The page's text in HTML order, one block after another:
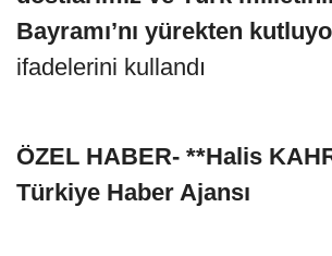
Bayramı’nı yürekten
ifadelerini kullandı
ÖZEL HABER- **Halis
Türkiye Haber Ajansı